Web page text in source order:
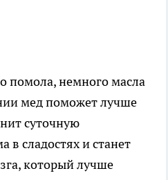
помола, немного масла
мед поможет лучше
суточную
в сладостях и станет
который лучше